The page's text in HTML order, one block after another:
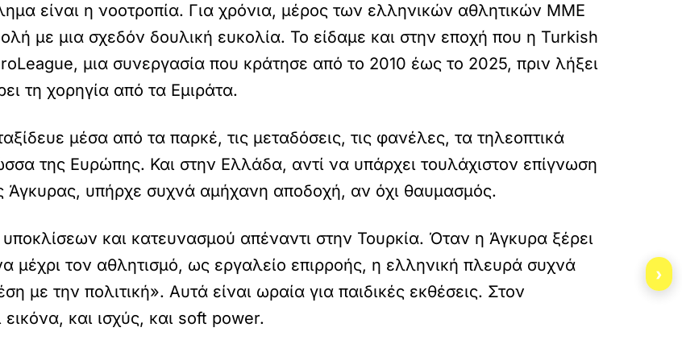
είναι η νοοτροπία. Για χρόνια, μέρος των ελληνικών αθλητικών ΜΜΕ
με μια σχεδόν δουλική ευκολία. Το είδαμε και στην εποχή που η Turkish
μια συνεργασία που κράτησε από το 2010 έως το 2025, πριν λήξει
τη χορηγία από τα Εμιράτα.
μέσα από τα παρκέ, τις μεταδόσεις, τις φανέλες, τα τηλεοπτικά
της Ευρώπης. Και στην Ελλάδα, αντί να υπάρχει τουλάχιστον επίγνωση
Άγκυρας, υπήρχε συχνά αμήχανη αποδοχή, αν όχι θαυμασμός.
υποκλίσεων και κατευνασμού απέναντι στην Τουρκία. Όταν η Άγκυρα ξέρει
μέχρι τον αθλητισμό, ως εργαλείο επιρροής, η ελληνική πλευρά συχνά
με την πολιτική». Αυτά είναι ωραία για παιδικές εκθέσεις. Στον
και ισχύς, και soft power.
›